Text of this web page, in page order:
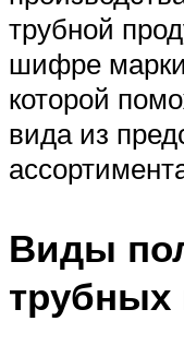
трубной
шифре
которой
вида из
Виды
трубных